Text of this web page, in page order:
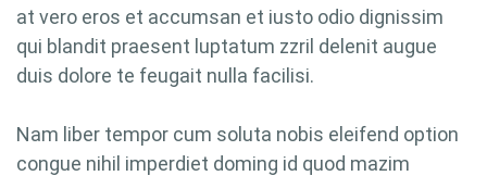
at vero eros et accumsan et iusto odio dignissim
qui blandit praesent luptatum zzril delenit augue
duis dolore te feugait nulla facilisi.
Nam liber tempor cum soluta nobis eleifend option
congue nihil imperdiet doming id quod mazim